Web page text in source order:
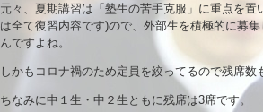
元々、夏期講習は「塾生の苦手克服」に重点を置
は全て復習内容です)ので、外部生を積極的に募
んですよね。
しかもコロナ禍のため定員を絞ってるので残席数
ちなみに中１生・中２生ともに残席は3席です。